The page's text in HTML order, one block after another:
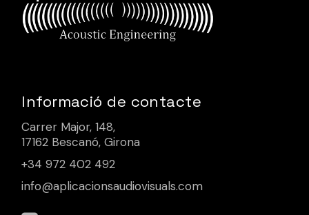
Informació de contacte
Carrer Major, 148,
17162 Bescanó, Girona
+34 972 402 492
info@aplicacionsaudiovisuals.com